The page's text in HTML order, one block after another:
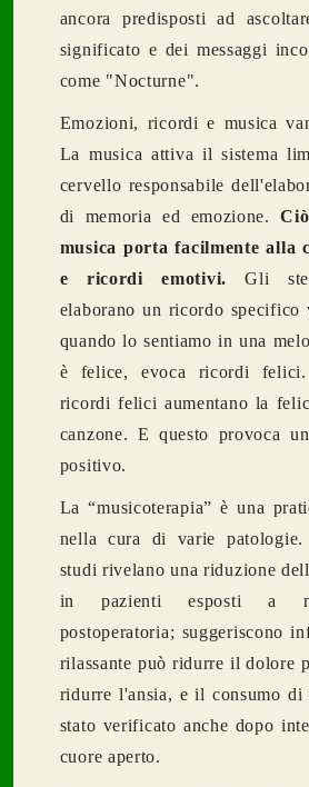
ancora predisposti ad
significato e dei messaggi
come "Nocturne".
Emozioni, ricordi e musica
La musica attiva il sistema
cervello responsabile
di memoria ed emozione.
musica porta facilmente alla
e ricordi emotivi.Gli
elaborano un ricordo specifico
quando lo sentiamo in una
è felice, evoca ricordi
ricordi felici aumentano la
canzone. E questo provoca
positivo.
La “musicoterapia” è una
nella cura di varie
studi rivelano una riduzione
in pazienti esposti a
postoperatoria; suggeriscono
rilassante può ridurre il dolore
ridurre l'ansia, e il consumo di
stato verificato anche dopo
cuore aperto.